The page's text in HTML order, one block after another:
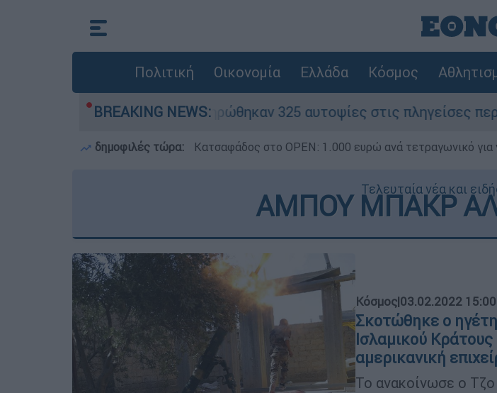
Πολιτική Οικονομία Ελλάδα Κόσμος
BREAKING NEWS:
- Ολοκληρώθηκαν 325 αυτοψίες στις πληγείσες περιοχές Η
δημοφιλές τώρα: Κατσαφάδος στο OPEN: 1.000 ευρώ ανά τετραγωνικό για
Τελευταία νέα και
ΑΜΠΟΥ ΜΠΑΚΡ
Κόσμος|03.02.2022 15:00
Σκοτώθηκε ο
Ισλαμικού
αμερικανική
Το ανακοίνωσε ο